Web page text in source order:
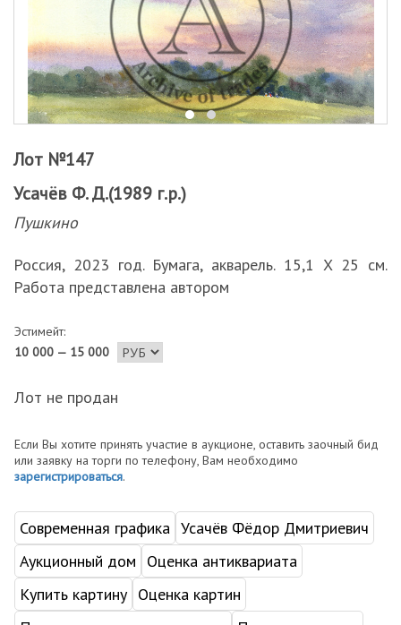
Лот №147
Усачёв Ф. Д.(1989 г.р.)
Пушкино
Россия, 2023 год. Бумага, акварель. 15,1 Х 25 см.
Работа представлена автором
Эстимейт:
10 000 — 15 000
Лот не продан
Если Вы хотите принять участие в аукционе, оставить заочный бид
или заявку на торги по телефону, Вам необходимо
зарегистрироваться.
Современная графика Усачёв Фёдор Дмитриевич
Аукционный дом
Оценка антиквариата
Купить картину Оценка картин